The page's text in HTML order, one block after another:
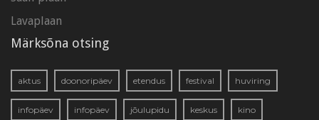
Lavaplaan
Märksõna otsing
aktus doonoripäev etendus festival huviring
infopäev infopäev jõulupidu keskus kino